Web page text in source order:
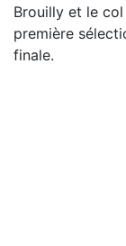
Brouilly et le
première
finale.